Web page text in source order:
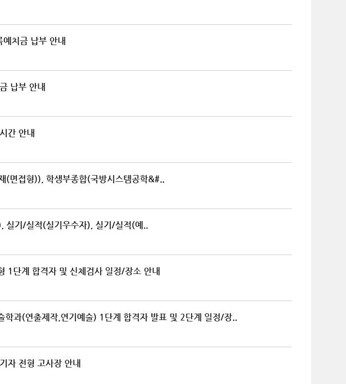
치금 납부 안내
납부 안내
간 안내
면접형)), 학생부종합(국방시스템공학&#..
기/실적(실기우수자), 실기/실적(예..
1단계 합격자 및 신체검사 일정/장소 안내
과(연출제작,연기예술) 1단계 합격자 발표 및 2단계 일정/장..
자 전형 고사장 안내